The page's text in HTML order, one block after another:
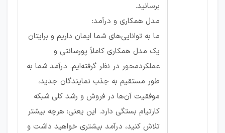
برسانید.
مدل همکاری و درآمد:
ما به توانایی‌های شما ایمان داریم و برایتان
یک مدل همکاری کاملاً پورسانتی و
عملکردمحور در نظر گرفته‌ایم. درآمد شما به
طور مستقیم به جذب نمایندگان جدید،
موفقیت آن‌ها در فروش و رشد کلی شبکه
کارتیام بستگی دارد. این یعنی: هرچه بیشتر
تلاش کنید، درآمد بیشتری خواهید داشت و